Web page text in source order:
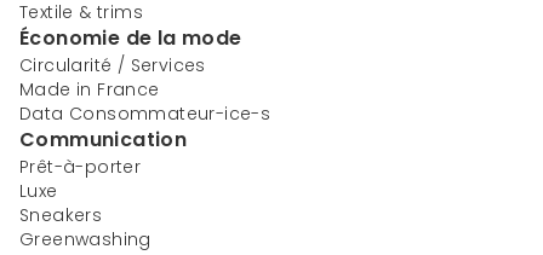
Textile & trims
Économie de la mode
Circularité / Services
Made in France
Data Consommateur-ice-s
Communication
Prêt-à-porter
Luxe
Sneakers
Greenwashing